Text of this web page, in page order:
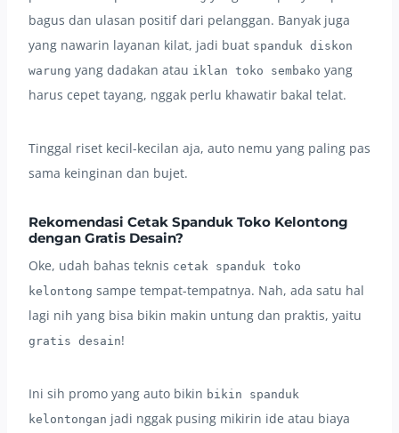
bagus dan ulasan positif dari pelanggan. Banyak juga
yang nawarin layanan kilat, jadi buat spanduk diskon
warung yang dadakan atau iklan toko sembako yang
harus cepet tayang, nggak perlu khawatir bakal telat.
Tinggal riset kecil-kecilan aja, auto nemu yang paling pas
sama keinginan dan bujet.
Rekomendasi Cetak Spanduk Toko Kelontong
dengan Gratis Desain?
Oke, udah bahas teknis cetak spanduk toko
kelontong sampe tempat-tempatnya. Nah, ada satu hal
lagi nih yang bisa bikin makin untung dan praktis, yaitu
gratis desain!
Ini sih promo yang auto bikin bikin spanduk
kelontongan jadi nggak pusing mikirin ide atau biaya